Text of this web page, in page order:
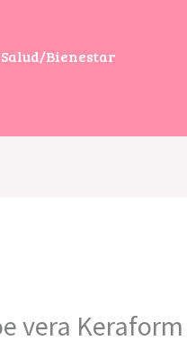
Salud/Bienestar
vera Keraform